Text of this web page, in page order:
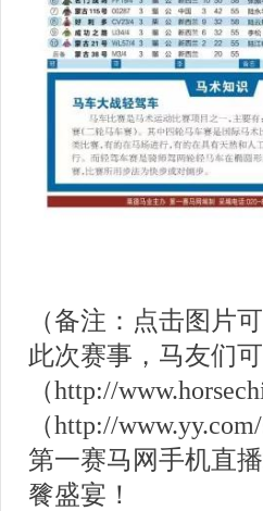
（备注：点击图片
此次赛事，马友们
（http://
（http://
第一赛马网手机直
餮盛宴！